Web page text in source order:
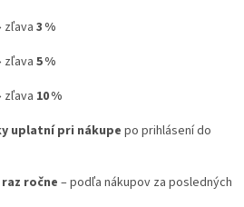
zľava 3 %
zľava 5 %
zľava 10 %
uplatní pri nákupe po prihlásení do
raz ročne – podľa nákupov za posledných